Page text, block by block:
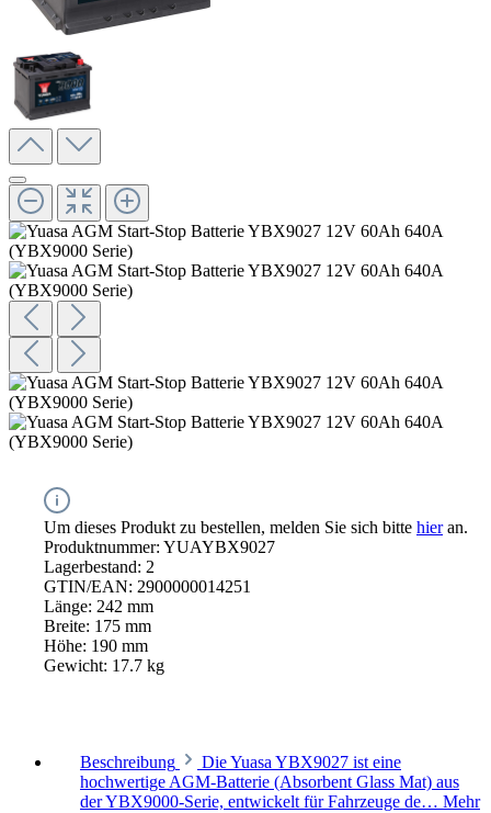
Um dieses Produkt zu bestellen, melden Sie sich bitte hieran.
Produktnummer: YUAYBX9027
Lagerbestand: 2
GTIN/EAN: 2900000014251
Länge: 242 mm
Breite: 175 mm
Höhe: 190 mm
Gewicht: 17.7 kg
Beschreibung
Die Yuasa YBX9027 ist eine
hochwertige AGM-Batterie (Absorbent Glass Mat) aus
der YBX9000-Serie, entwickelt für Fahrzeuge de… Mehr